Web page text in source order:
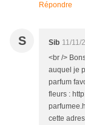
Répondre
S Sib 11/11/
<br />
auquel je
parfum
fleurs :
cette